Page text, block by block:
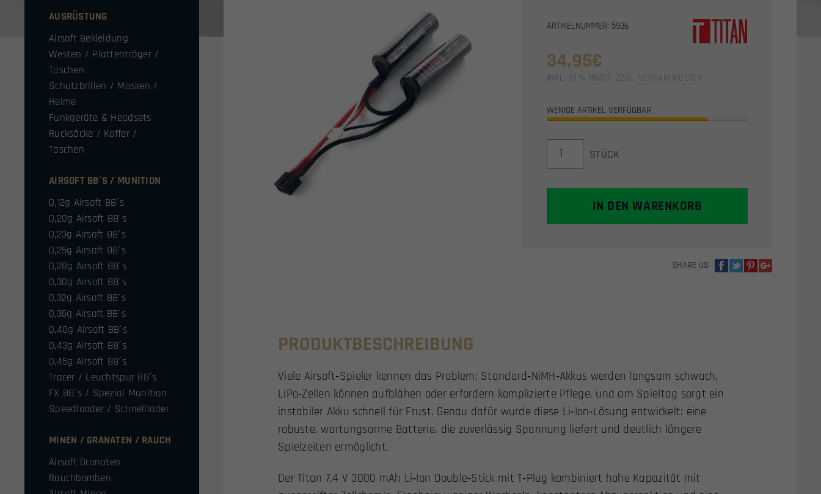
AUSRÜSTUNG
Airsoft Bekleidung
Westen / Plattenträger /
Taschen
Schutzbrillen / Masken /
Helme
Funkgeräte & Headsets
Rucksäcke / Koffer /
Taschen
AIRSOFT BB´S / MUNITION
0,12g Airsoft BB´s
0,20g Airsoft BB´s
0,23g Airsoft BB´s
0,25g Airsoft BB´s
0,28g Airsoft BB´s
0,30g Airsoft BB´s
0,32g Airsoft BB´s
0,36g Airsoft BB´s
0,40g Airsoft BB´s
0,43g Airsoft BB´s
0,45g Airsoft BB´s
Tracer / Leuchtspur BB´s
FX BB´s / Spezial Munition
Speedloader / Schnelllader
MINEN / GRANATEN / RAUCH
Airsoft Granaten
Rauchbomben
ARTIKELNUMMER: 5936
34,95€
INKL. 19 % MWST. ZZGL. VERSANDKOSTEN
WENIGE ARTIKEL VERFÜGBAR
7,4V
LI-
STÜCK
IN DEN WARENKORB
SHARE US
PRODUKTBESCHREIBUNG
Viele Airsoft‑Spieler kennen das Problem: Standard‑NiMH‑Akkus werden langsam schwach,
LiPo‑Zellen können aufblähen oder erfordern komplizierte Pflege, und am Spieltag sorgt ein
instabiler Akku schnell für Frust. Genau dafür wurde diese Li‑Ion‑Lösung entwickelt: eine
robuste, wartungsarme Batterie, die zuverlässig Spannung liefert und deutlich längere
Spielzeiten ermöglicht.
Der Titan 7,4 V 3000 mAh Li‑Ion Double‑Stick mit T‑Plug kombiniert hohe Kapazität mit